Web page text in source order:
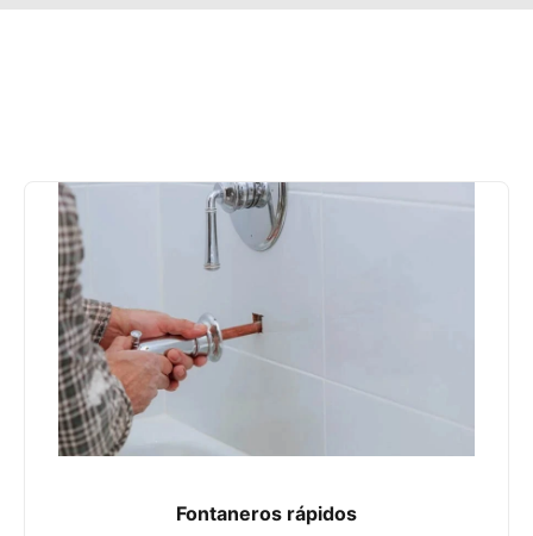
Fontaneros rápidos